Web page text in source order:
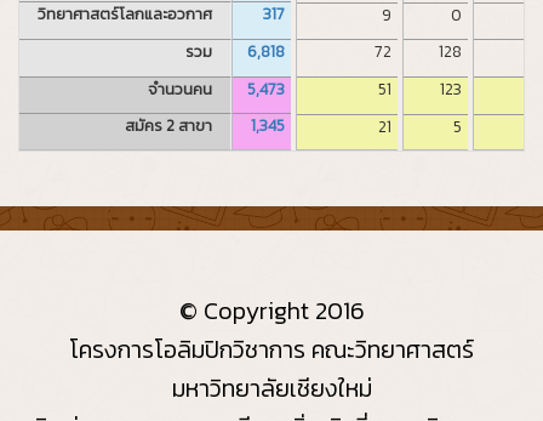
วิทยาศาสตร์โลกและอวกาศ
รวม
จำนวนคน
สมัคร 2 สาขา
317
6,818
5,473
1,345
9
72
51
21
0
128
123
5
© Copyright 2016
โครงการโอลิมปิกวิชาการ คณะวิทยาศาสตร์
มหาวิทยาลัยเชียงใหม่